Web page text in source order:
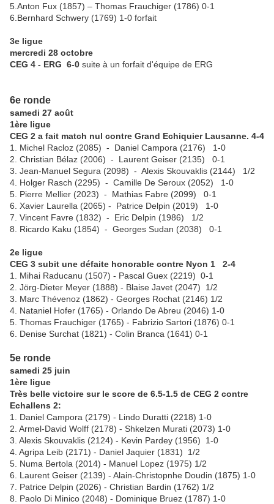
5.Anton Fux (1857) – Thomas Frauchiger (1786) 0-1
6.Bernhard Schwery (1769) 1-0 forfait
3e ligue
mercredi 28 octobre
CEG 4 - ERG 6-0 suite à un forfait d'équipe de ERG
6e ronde
samedi 27 août
1ère ligue
CEG 2 a fait match nul contre Grand Echiquier Lausanne. 4-4
1. Michel Racloz (2085) - Daniel Campora (2176) 1-0
2. Christian Bélaz (2006) - Laurent Geiser (2135) 0-1
3. Jean-Manuel Segura (2098) - Alexis Skouvaklis (2144) 1/2
4. Holger Rasch (2295) - Camille De Seroux (2052) 1-0
5. Pierre Mellier (2023) - Mathias Fabre (2099) 0-1
6. Xavier Laurella (2065) - Patrice Delpin (2019) 1-0
7. Vincent Favre (1832) - Eric Delpin (1986) 1/2
8. Ricardo Kaku (1854) - Georges Sudan (2038) 0-1
2e ligue
CEG 3 subit une défaite honorable contre Nyon 1 2-4
1. Mihai Raducanu (1507) - Pascal Guex (2219) 0-1
2. Jörg-Dieter Meyer (1888) - Blaise Javet (2047) 1/2
3. Marc Thévenoz (1862) - Georges Rochat (2146) 1/2
4. Nataniel Hofer (1765) - Orlando De Abreu (2046) 1-0
5. Thomas Frauchiger (1765) - Fabrizio Sartori (1876) 0-1
6. Denise Surchat (1821) - Colin Branca (1641) 0-1
5e ronde
samedi 25 juin
1ère ligue
Très belle victoire sur le score de 6.5-1.5 de CEG 2 contre
Echallens 2:
1. Daniel Campora (2179) - Lindo Duratti (2218) 1-0
2. Armel-David Wolff (2178) - Shkelzen Murati (2073) 1-0
3. Alexis Skouvaklis (2124) - Kevin Pardey (1956) 1-0
4. Agripa Leib (2171) - Daniel Jaquier (1831) 1/2
5. Numa Bertola (2014) - Manuel Lopez (1975) 1/2
6. Laurent Geiser (2139) - Alain-Christopnhe Doudin (1875) 1-0
7. Patrice Delpin (2026) - Christian Bardin (1762) 1/2
8. Paolo Di Minico (2048) - Dominique Bruez (1787) 1-0